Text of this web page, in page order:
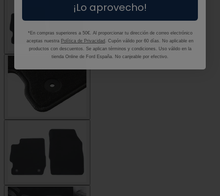
¡Lo aprovecho!
*En compras superiores a 50€. Al proporcionar tu dirección de correo electrónico
aceptas nuestra Política de Privacidad . Cupón válido por 60 días. No aplicable en
productos con descuentos. Se aplican términos y condiciones. Uso válido en la
tienda Online de Ford España. No canjeable por efectivo.